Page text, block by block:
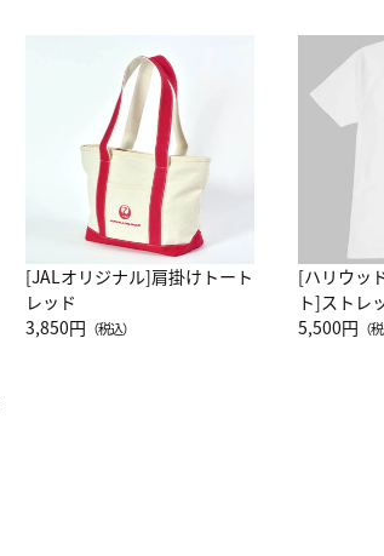
[JALオリジナル]肩掛けトート
レッド
3,850円 （税込）
[ハリウッ
ト]ストレ
ーネック
5,500円 （